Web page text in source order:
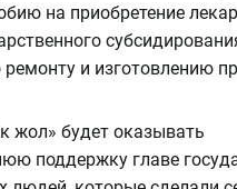
на приобретение
и изготовлению
жол» будет оказывать
поддержку главе